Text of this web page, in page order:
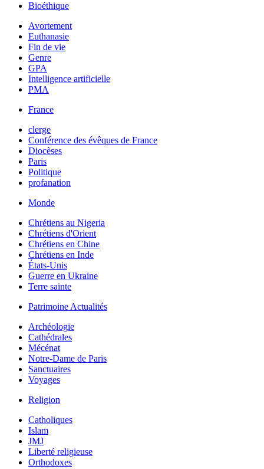
Bioéthique
Avortement
Euthanasie
Fin de vie
Genre
GPA
Intelligence artificielle
PMA
France
clerge
Conférence des évêques de France
Diocèses
Paris
Politique
profanation
Monde
Chrétiens au Nigeria
Chrétiens d'Orient
Chrétiens en Chine
Chrétiens en Inde
États-Unis
Guerre en Ukraine
Terre sainte
Patrimoine Actualités
Archéologie
Cathédrales
Mécénat
Notre-Dame de Paris
Sanctuaires
Voyages
Religion
Catholiques
Islam
JMJ
Liberté religieuse
Orthodoxes